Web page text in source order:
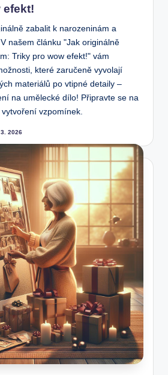
efekt!
zabalit k narozeninám a
našem článku "Jak originálně
Triky pro wow efekt!" vám
které zaručeně vyvolají
materiálů po vtipné detaily –
na umělecké dílo! Připravte se na
vzpomínek.
2026